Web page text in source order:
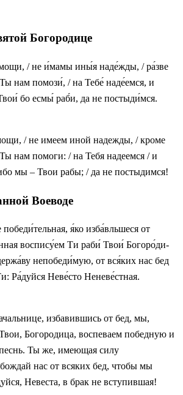
Богородице
/ не и́мамы ины́я наде́жды, / ра́зве
нам помози́, / на Тебе́ наде́емся, и
бо есмы́ раб́и, да не постыди́мся.
/ не имеем иной надежды, / кроме
нам помоги: / на Тебя надеемся / и
мы – Твои рабы; / да не постыдимся!
Воеводе
я́ко из­ба́вль­ше­ся от
воспису́ем Ти раби́ Твои́ Бо­го­ро́­ди­
непобеди́мую, от вся́­ких нас бед
Ра́­дуй­ся Не­ве́с­то Не­не­ве́ст­ная.
избавившись от бед, мы,
Богородица, воспеваем победную и
Ты же, имеющая силу
нас от всяких бед, чтобы мы
Невеста, в брак не вступившая!